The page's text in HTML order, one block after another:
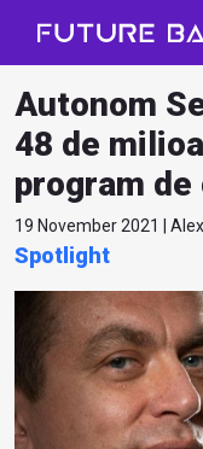
Autonom
48 de
program
19 November 2021 |
Spotlight